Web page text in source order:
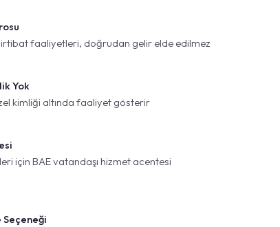
faaliyetleri, doğrudan gelir elde edilmez
Yok
kimliği altında faaliyet gösterir
için BAE vatandaşı hizmet acentesi